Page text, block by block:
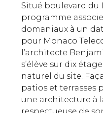
Situé boulevard du
programme
domaniaux à un
pour Monaco
l’architecte
s’élève sur dix
naturel du site.
patios et terrasses
une architecture à